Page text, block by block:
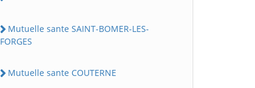
Mutuelle sante SAINT-BOMER-LES-
FORGES
Mutuelle sante COUTERNE